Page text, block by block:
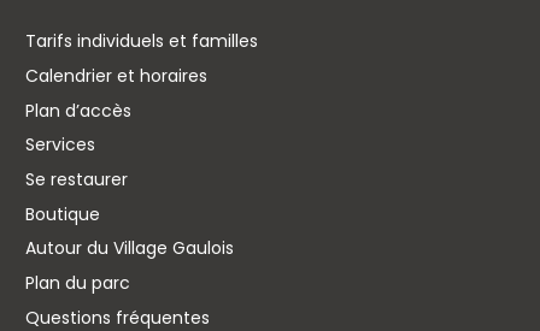
Tarifs individuels et familles
Calendrier et horaires
Plan d’accès
Services
Se restaurer
Boutique
Autour du Village Gaulois
Plan du parc
Questions fréquentes